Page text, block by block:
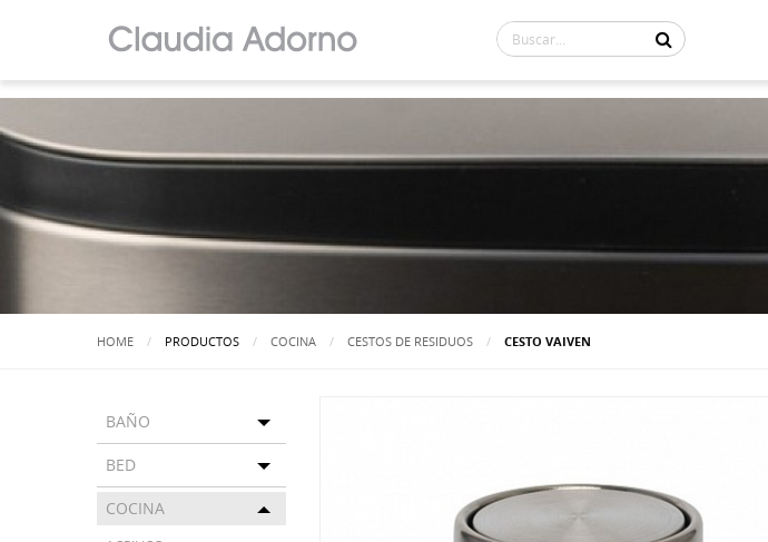
HOME PRODUCTOS COCINA CESTOS DE RESIDUOS ACTUALMENTE:
CESTO VAIVEN
BAÑO Toggle menu
BED Toggle menu
COCINA Toggle menu